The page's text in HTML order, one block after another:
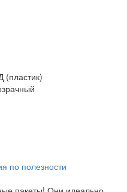
(пластик)
по полезности